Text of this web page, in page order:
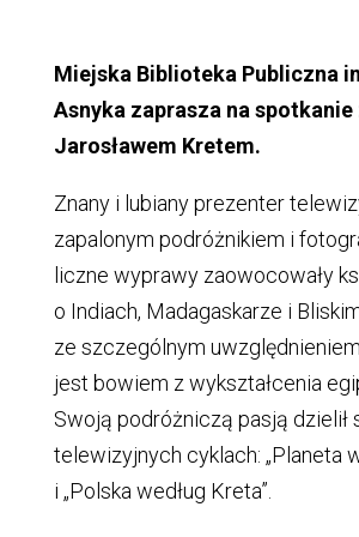
Miejska Biblioteka Publiczna
Asnyka zaprasza na spotkanie
Jarosławem Kretem.
Znany i lubiany prezenter
zapalonym podróżnikiem i
liczne wyprawy zaowocowały
o Indiach, Madagaskarze i
ze szczególnym
jest bowiem z wykształcenia
Swoją podróżniczą pasją dzielił
telewizyjnych cyklach: „Planeta
i „Polska według Kreta”.